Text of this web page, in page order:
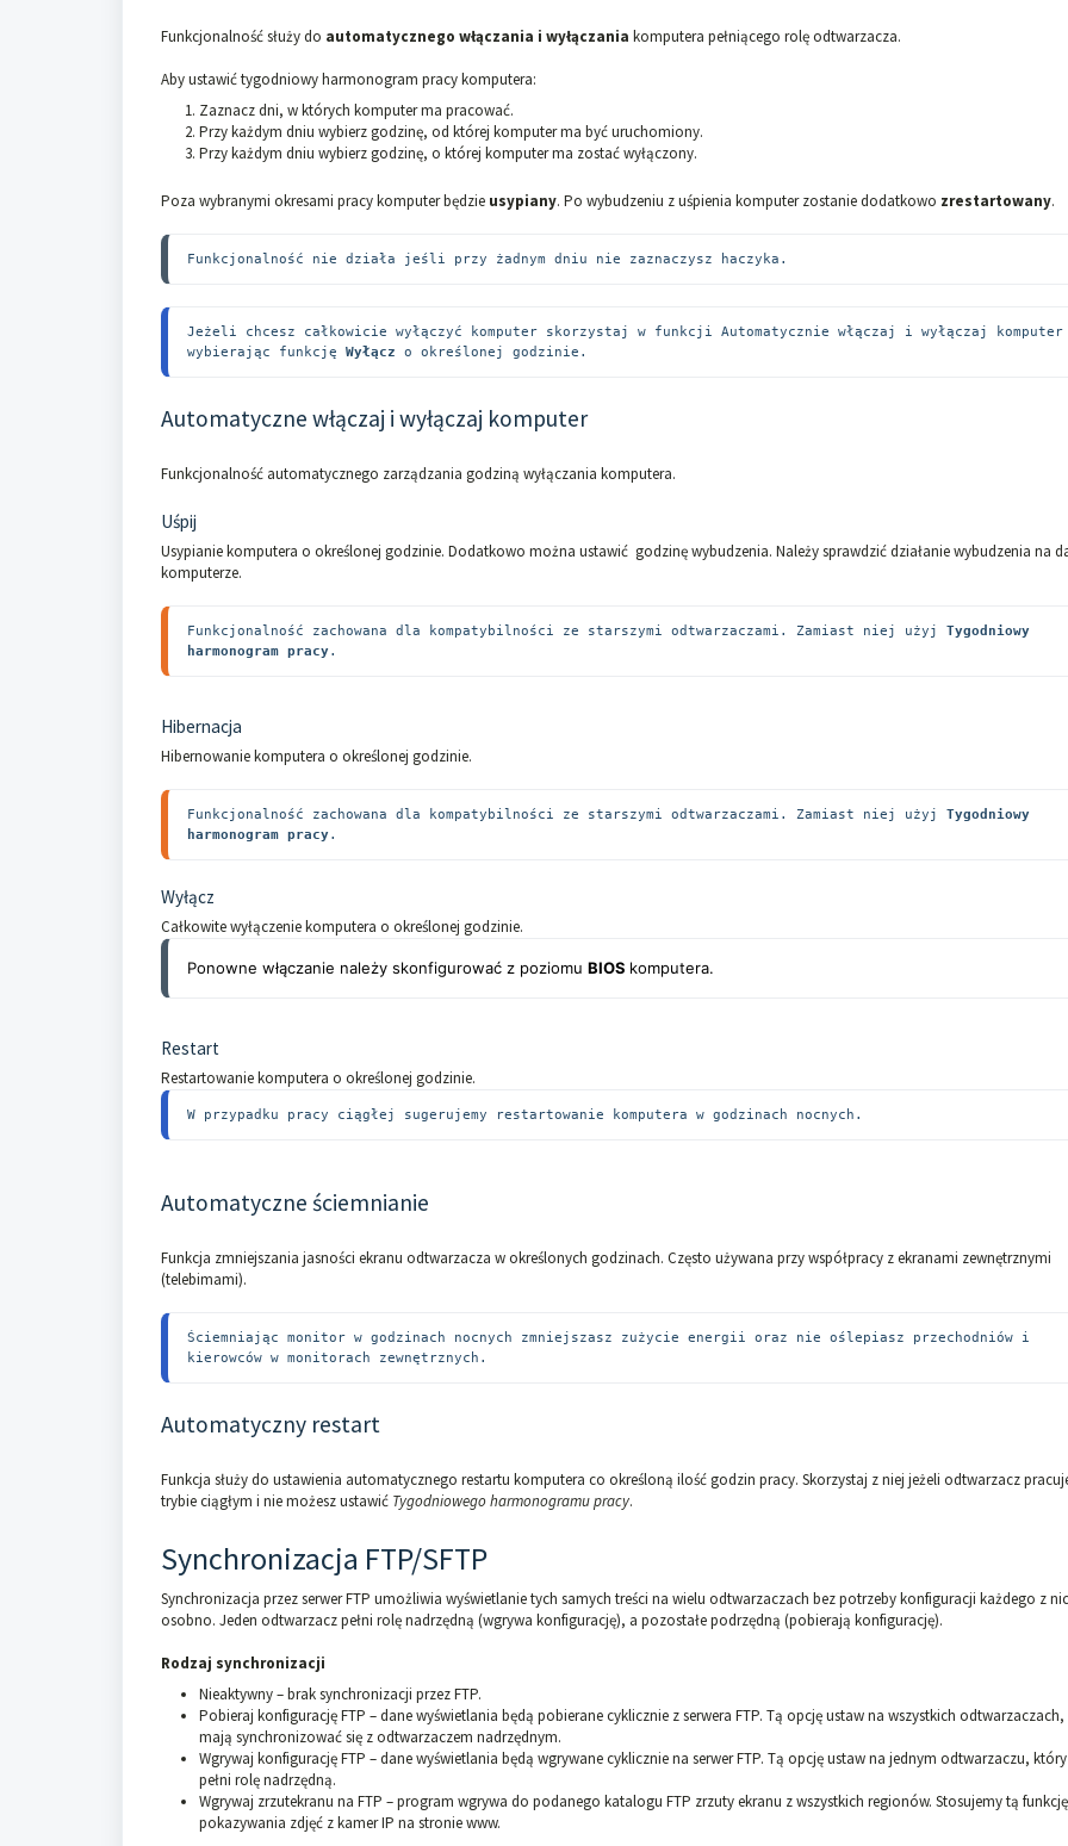
Funkcjonalność służy do automatycznego włączania i wyłączania komputera pełniącego rolę odtwarzacza.
Aby ustawić tygodniowy harmonogram pracy komputera:
Zaznacz dni, w których komputer ma pracować.
Przy każdym dniu wybierz godzinę, od której komputer ma być uruchomiony.
Przy każdym dniu wybierz godzinę, o której komputer ma zostać wyłączony.
Poza wybranymi okresami pracy komputer będzie usypiany. Po wybudzeniu z uśpienia komputer zostanie dodatkowo zrestartowany.
Funkcjonalność nie działa jeśli przy żadnym dniu nie zaznaczysz haczyka.
Jeżeli chcesz całkowicie wyłączyć komputer skorzystaj w funkcji Automatycznie włączaj i wyłączaj komputer
wybierając funkcję Wyłącz o określonej godzinie.
Automatyczne włączaj i wyłączaj komputer
Funkcjonalność automatycznego zarządzania godziną wyłączania komputera.
Uśpij
Usypianie komputera o określonej godzinie. Dodatkowo można ustawić godzinę wybudzenia. Należy sprawdzić działanie wybudzenia na
komputerze.
Funkcjonalność zachowana dla kompatybilności ze starszymi odtwarzaczami. Zamiast niej użyj Tygodniowy
harmonogram pracy.
Hibernacja
Hibernowanie komputera o określonej godzinie.
Funkcjonalność zachowana dla kompatybilności ze starszymi odtwarzaczami. Zamiast niej użyj Tygodniowy
harmonogram pracy.
Wyłącz
Całkowite wyłączenie komputera o określonej godzinie.
Ponowne włączanie należy skonfigurować z poziomu BIOS komputera.
Restart
Restartowanie komputera o określonej godzinie.
W przypadku pracy ciągłej sugerujemy restartowanie komputera w godzinach nocnych.
Automatyczne ściemnianie
Funkcja zmniejszania jasności ekranu odtwarzacza w określonych godzinach. Często używana przy współpracy z ekranami zewnętrznymi
(telebimami).
Ściemniając monitor w godzinach nocnych zmniejszasz zużycie energii oraz nie oślepiasz przechodniów i
kierowców w monitorach zewnętrznych.
Automatyczny restart
Funkcja służy do ustawienia automatycznego restartu komputera co określoną ilość godzin pracy. Skorzystaj z niej jeżeli odtwarzacz
trybie ciągłym i nie możesz ustawić Tygodniowego harmonogramu pracy.
Synchronizacja FTP/SFTP
Synchronizacja przez serwer FTP umożliwia wyświetlanie tych samych treści na wielu odtwarzaczach bez potrzeby konfiguracji każdego z
osobno. Jeden odtwarzacz pełni rolę nadrzędną (wgrywa konfigurację), a pozostałe podrzędną (pobierają konfigurację).
Rodzaj synchronizacji
Nieaktywny – brak synchronizacji przez FTP.
Pobieraj konfigurację FTP – dane wyświetlania będą pobierane cyklicznie z serwera FTP. Tą opcję ustaw na wszystkich
mają synchronizować się z odtwarzaczem nadrzędnym.
Wgrywaj konfigurację FTP – dane wyświetlania będą wgrywane cyklicznie na serwer FTP. Tą opcję ustaw na jednym odtwarzaczu, który
pełni rolę nadrzędną.
Wgrywaj zrzutekranu na FTP – program wgrywa do podanego katalogu FTP zrzuty ekranu z wszystkich regionów. Stosujemy tą
pokazywania zdjęć z kamer IP na stronie www.